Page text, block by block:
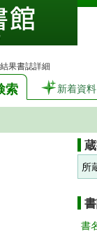
果書誌詳細
索 新着資料
所
書